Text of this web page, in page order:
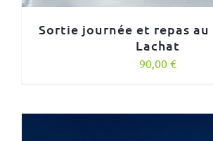
Sortie journée et repas
Lachat
90,00 €